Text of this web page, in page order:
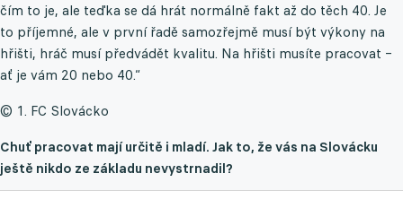
čím to je, ale teďka se dá hrát normálně fakt až do těch 40. Je
to příjemné, ale v první řadě samozřejmě musí být výkony na
hřišti, hráč musí předvádět kvalitu. Na hřišti musíte pracovat –
ať je vám 20 nebo 40.“
© 1. FC Slovácko
Chuť pracovat mají určitě i mladí. Jak to, že vás na Slovácku
ještě nikdo ze základu nevystrnadil?